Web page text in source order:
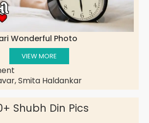
Wonderful Photo
VIEW MORE
,Smita Haldankar
Shubh Din Pics